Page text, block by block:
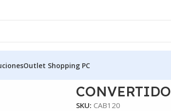
Outlet Shopping PC
SKU: CAB120